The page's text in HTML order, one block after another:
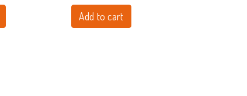
Add to cart